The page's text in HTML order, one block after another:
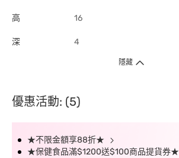
高 16
深 4
隱藏
優惠活動: (5)
★不限金額享88折★
★保健食品滿$1200送$100商品提貨券★